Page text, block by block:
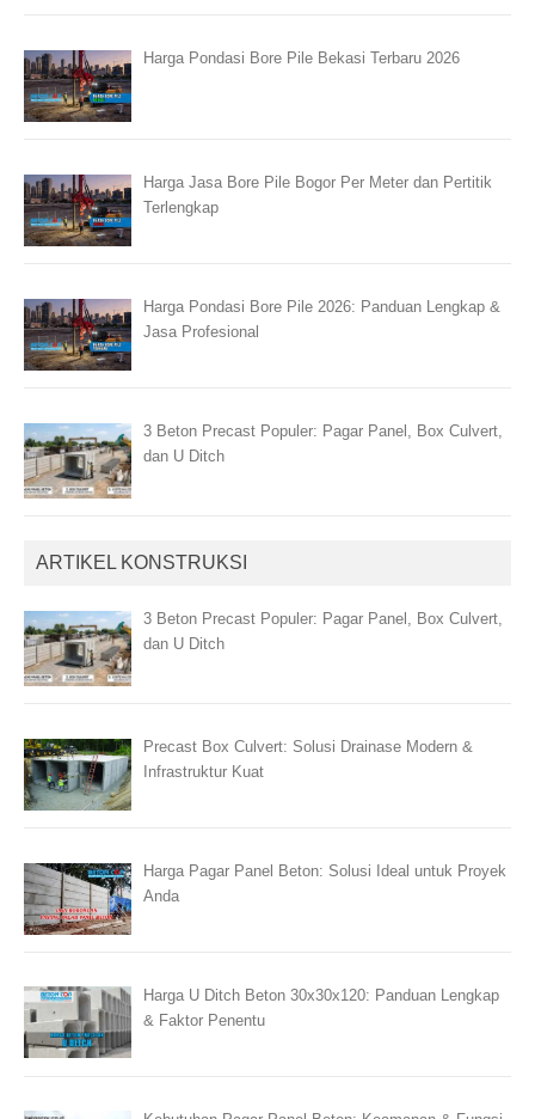
Harga Pondasi Bore Pile Bekasi Terbaru 2026
Harga Jasa Bore Pile Bogor Per Meter dan Pertitik
Terlengkap
Harga Pondasi Bore Pile 2026: Panduan Lengkap &
Jasa Profesional
3 Beton Precast Populer: Pagar Panel, Box Culvert,
dan U Ditch
ARTIKEL KONSTRUKSI
3 Beton Precast Populer: Pagar Panel, Box Culvert,
dan U Ditch
Precast Box Culvert: Solusi Drainase Modern &
Infrastruktur Kuat
Harga Pagar Panel Beton: Solusi Ideal untuk Proyek
Anda
Harga U Ditch Beton 30x30x120: Panduan Lengkap
& Faktor Penentu